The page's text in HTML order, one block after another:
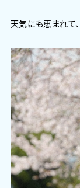
天気にも恵まれて